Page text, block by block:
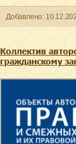
Добавленo:
Коллектив
гражданскому